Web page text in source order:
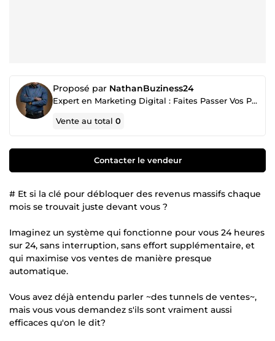
Proposé par NathanBuziness24
Expert en Marketing Digital : Faites Passer Vos Projets au Niveau Supérieur
Vente au total0
Contacter le vendeur
# Et si la clé pour débloquer des revenus massifs chaque
mois se trouvait juste devant vous ?
Imaginez un système qui fonctionne pour vous 24 heures
sur 24, sans interruption, sans effort supplémentaire, et
qui maximise vos ventes de manière presque
automatique.
Vous avez déjà entendu parler ~des tunnels de ventes~,
mais vous vous demandez s'ils sont vraiment aussi
efficaces qu'on le dit?